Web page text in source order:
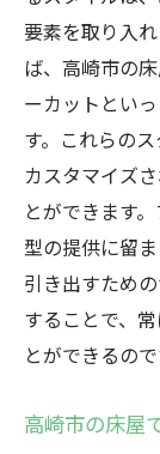
要素を取り入
ば、高崎市の
ーカットとい
す。これらの
カスタマイズ
とができます
型の提供に留
引き出すため
することで、
とができるので
高崎市の床屋